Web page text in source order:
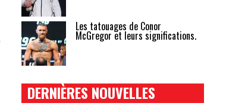
Les tatouages de Conor
McGregor et leurs significations.
DERNIÈRES NOUVELLES